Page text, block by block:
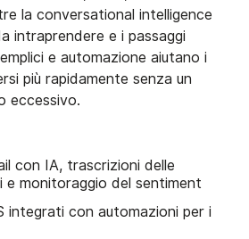
la conversational intelligence
intraprendere e i passaggi
e automazione aiutano i
più rapidamente senza un
eccessivo.
con IA, trascrizioni delle
e monitoraggio del sentiment
integrati con automazioni per i